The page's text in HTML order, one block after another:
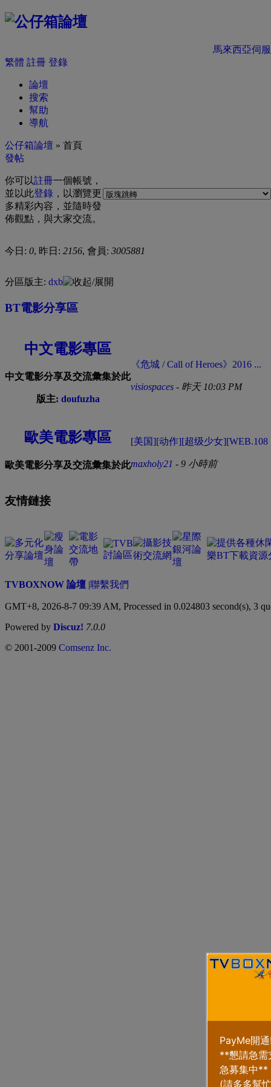
馬來西亞伺
繁體 註冊 登錄
論壇
搜索
幫助
導航
公仔箱論壇 » 首頁
發帖
你可以註冊一個帳號，
並以此登錄 ，以瀏覽更
多精彩內容，並隨時發
佈觀點，與大家交流。
今日: 0, 昨日: 2156, 會員: 3005881
分區版主: dxb
BT電影分享區
中文電影專區
中文電影分享及交流彙集於此
版主: doufuzha
《危城 / Call of Heroes》2016 ...
visiospaces - 昨天 10:03 PM
歐美電影專區
歐美電影分享及交流彙集於此
[美国][动作][超级少女][WEB.108
maxholy21 - 9 小時前
友情鏈接
TVBOXNOW 論壇 |聯繫我們
GMT+8, 2026-8-7 09:39 AM, Processed in 0.024803 second(s), 3
Powered by Discuz! 7.0.0
© 2001-2009 Comsenz Inc.